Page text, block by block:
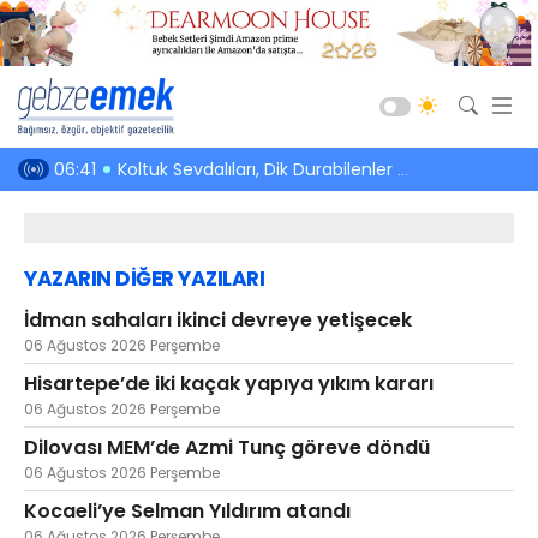
06:41 Koltuk Sevdalıları, Dik Durabilenler ve Bitmeyen Koltuk Tiyatrosu
YAZARIN DİĞER YAZILARI
İdman sahaları ikinci devreye yetişecek
06 Ağustos 2026 Perşembe
Hisartepe’de iki kaçak yapıya yıkım kararı
06 Ağustos 2026 Perşembe
Dilovası MEM’de Azmi Tunç göreve döndü
06 Ağustos 2026 Perşembe
Kocaeli’ye Selman Yıldırım atandı
Güncel
Siyaset
Spor
Ekonomi
Sağlık
Kültür-Sanat
Emlak